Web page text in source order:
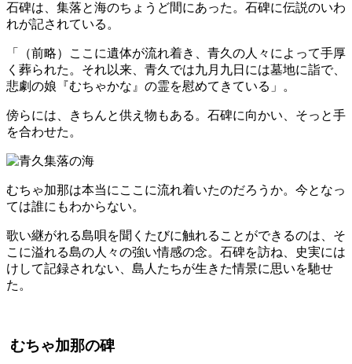
石碑は、集落と海のちょうど間にあった。石碑に伝説のいわ
れが記されている。
「（前略）ここに遺体が流れ着き、青久の人々によって手厚
く葬られた。それ以来、青久では九月九日には墓地に詣で、
悲劇の娘『むちゃかな』の霊を慰めてきている」。
傍らには、きちんと供え物もある。石碑に向かい、そっと手
を合わせた。
むちゃ加那は本当にここに流れ着いたのだろうか。今となっ
ては誰にもわからない。
歌い継がれる島唄を聞くたびに触れることができるのは、そ
こに溢れる島の人々の強い情感の念。石碑を訪ね、史実には
けして記録されない、島人たちが生きた情景に思いを馳せ
た。
むちゃ加那の碑